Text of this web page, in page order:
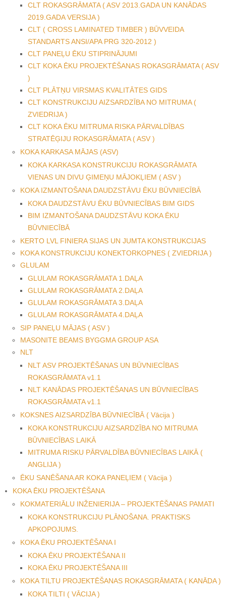
CLT ROKASGRĀMATA ( ASV 2013.GADA UN KANĀDAS
2019.GADA VERSIJA )
CLT ( CROSS LAMINATED TIMBER ) BŪVVEIDA
STANDARTS ANSI/APA PRG 320-2012 )
CLT PANEĻU ĒKU STIPRINĀJUMI
CLT KOKA ĒKU PROJEKTĒŠANAS ROKASGRĀMATA ( ASV
)
CLT PLĀTŅU VIRSMAS KVALITĀTES GIDS
CLT KONSTRUKCIJU AIZSARDZĪBA NO MITRUMA (
ZVIEDRIJA )
CLT KOKA ĒKU MITRUMA RISKA PĀRVALDĪBAS
STRATĒĢIJU ROKASGRĀMATA ( ASV )
KOKA KARKASA MĀJAS (ASV)
KOKA KARKASA KONSTRUKCIJU ROKASGRĀMATA
VIENAS UN DIVU ĢIMEŅU MĀJOKĻIEM ( ASV )
KOKA IZMANTOŠANA DAUDZSTĀVU ĒKU BŪVNIECĪBĀ
KOKA DAUDZSTĀVU ĒKU BŪVNIECĪBAS BIM GIDS
BIM IZMANTOŠANA DAUDZSTĀVU KOKA ĒKU
BŪVNIECĪBĀ
KERTO LVL FINIERA SIJAS UN JUMTA KONSTRUKCIJAS
KOKA KONSTRUKCIJU KONEKTORKOPNES ( ZVIEDRIJA )
GLULAM
GLULAM ROKASGRĀMATA 1.DAĻA
GLULAM ROKASGRĀMATA 2.DAĻA
GLULAM ROKASGRĀMATA 3.DAĻA
GLULAM ROKASGRĀMATA 4.DAĻA
SIP PANEĻU MĀJAS ( ASV )
MASONITE BEAMS BYGGMA GROUP ASA
NLT
NLT ASV PROJEKTĒŠANAS UN BŪVNIECĪBAS
ROKASGRĀMATA v1.1
NLT KANĀDAS PROJEKTĒŠANAS UN BŪVNIECĪBAS
ROKASGRĀMATA v1.1
KOKSNES AIZSARDZĪBA BŪVNIECĪBĀ ( Vācija )
KOKA KONSTRUKCIJU AIZSARDZĪBA NO MITRUMA
BŪVNIECĪBAS LAIKĀ
MITRUMA RISKU PĀRVALDĪBA BŪVNIECĪBAS LAIKĀ (
ANGLIJA )
ĒKU SANĒŠANA AR KOKA PANEĻIEM ( Vācija )
KOKA ĒKU PROJEKTĒŠANA
KOKMATERIĀLU INŽENIERIJA – PROJEKTĒŠANAS PAMATI
KOKA KONSTRUKCIJU PLĀNOŠANA. PRAKTISKS
APKOPOJUMS.
KOKA ĒKU PROJEKTĒŠANA I
KOKA ĒKU PROJEKTĒŠANA II
KOKA ĒKU PROJEKTĒŠANA III
KOKA TILTU PROJEKTĒŠANAS ROKASGRĀMATA ( KANĀDA )
KOKA TILTI ( VĀCIJA )